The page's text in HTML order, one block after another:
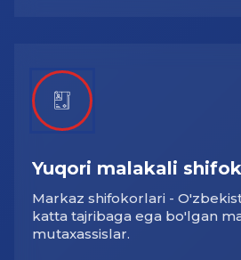
Yuqori malakali
Markaz shifokorlari -
katta tajribaga ega bo'lgan
mutaxassislar.